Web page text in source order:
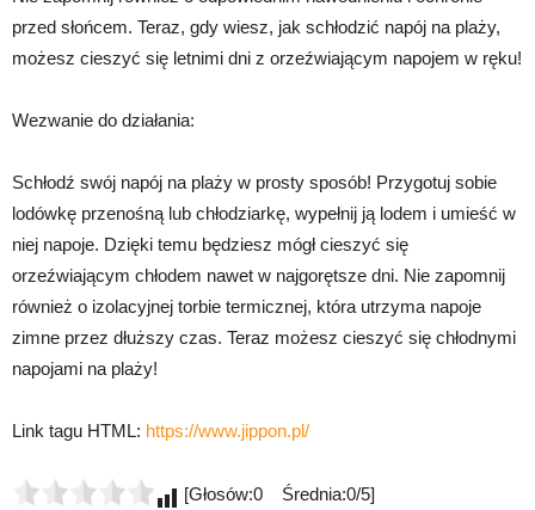
przed słońcem. Teraz, gdy wiesz, jak schłodzić napój na plaży,
możesz cieszyć się letnimi dni z orzeźwiającym napojem w ręku!
Wezwanie do działania:
Schłodź swój napój na plaży w prosty sposób! Przygotuj sobie
lodówkę przenośną lub chłodziarkę, wypełnij ją lodem i umieść w
niej napoje. Dzięki temu będziesz mógł cieszyć się
orzeźwiającym chłodem nawet w najgorętsze dni. Nie zapomnij
również o izolacyjnej torbie termicznej, która utrzyma napoje
zimne przez dłuższy czas. Teraz możesz cieszyć się chłodnymi
napojami na plaży!
Link tagu HTML: https://www.jippon.pl/
[Głosów:0 Średnia:0/5]